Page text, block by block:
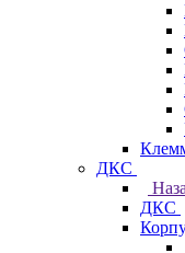
ДКС
ДКС